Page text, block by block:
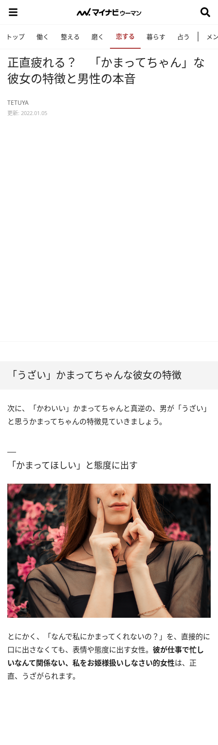
トップ 働く 整える 磨く 恋する 暮らす 占う メ
正直疲れる？ 「かまってちゃん」な
彼女の特徴と男性の本音
TETUYA
更新: 2022.01.05
「うざい」かまってちゃんな彼女の特徴
次に、「かわいい」かまってちゃんと真逆の、男が「うざい」
と思うかまってちゃんの特徴見ていきましょう。
「かまってほしい」と態度に出す
とにかく、「なんで私にかまってくれないの？」を、直接的に
口に出さなくても、表情や態度に出す女性。 彼が仕事で忙し
いなんて関係ない、私をお姫様扱いしなさい的女性は、正
直、うざがられます。